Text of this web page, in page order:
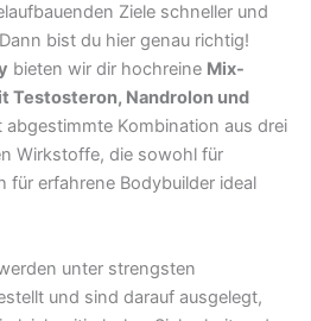
Ziele schneller und
bist du hier genau richtig!
bieten wir dir hochreine Mix-
Testosteron, Nandrolon und
abgestimmte Kombination aus drei
Wirkstoffe, die sowohl für
für erfahrene Bodybuilder ideal
unter strengsten
und sind darauf ausgelegt,